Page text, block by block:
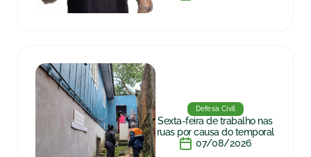
Defesa Civil
Sexta-feira de trabalho nas
ruas por causa do temporal
07/08/2026